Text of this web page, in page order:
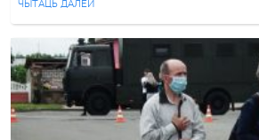
Беларусі. Малітва […]
ЧЫТАЦЬ ДАЛЕЙ